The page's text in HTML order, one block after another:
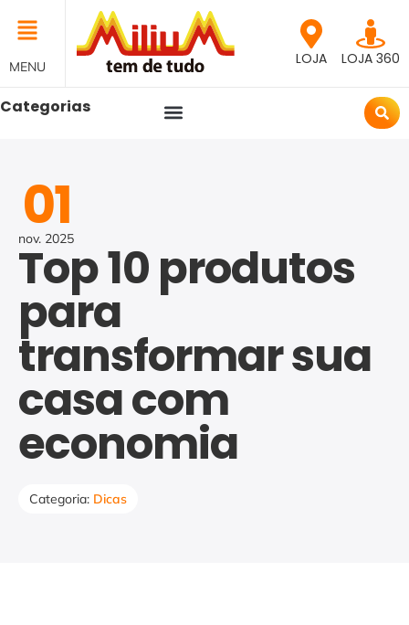
MENU LOJA LOJA 360
Categorias
01
nov. 2025
Top 10 produtos
para
transformar sua
casa com
economia
Categoria: Dicas